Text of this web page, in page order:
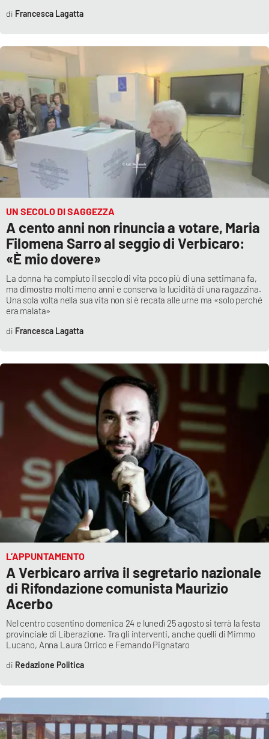
Francesca Lagatta
UN SECOLO DI SAGGEZZA
A cento anni non rinuncia a votare, Maria
Filomena Sarro al seggio di Verbicaro:
«È mio dovere»
La donna ha compiuto il secolo di vita poco più di una settimana fa,
ma dimostra molti meno anni e conserva la lucidità di una ragazzina.
Una sola volta nella sua vita non si è recata alle urne ma «solo perché
era malata»
Francesca Lagatta
L’APPUNTAMENTO
A Verbicaro arriva il segretario nazionale
di Rifondazione comunista Maurizio
Acerbo
Nel centro cosentino domenica 24 e lunedì 25 agosto si terrà la festa
provinciale di Liberazione. Tra gli interventi, anche quelli di Mimmo
Lucano, Anna Laura Orrico e Fernando Pignataro
Redazione Politica